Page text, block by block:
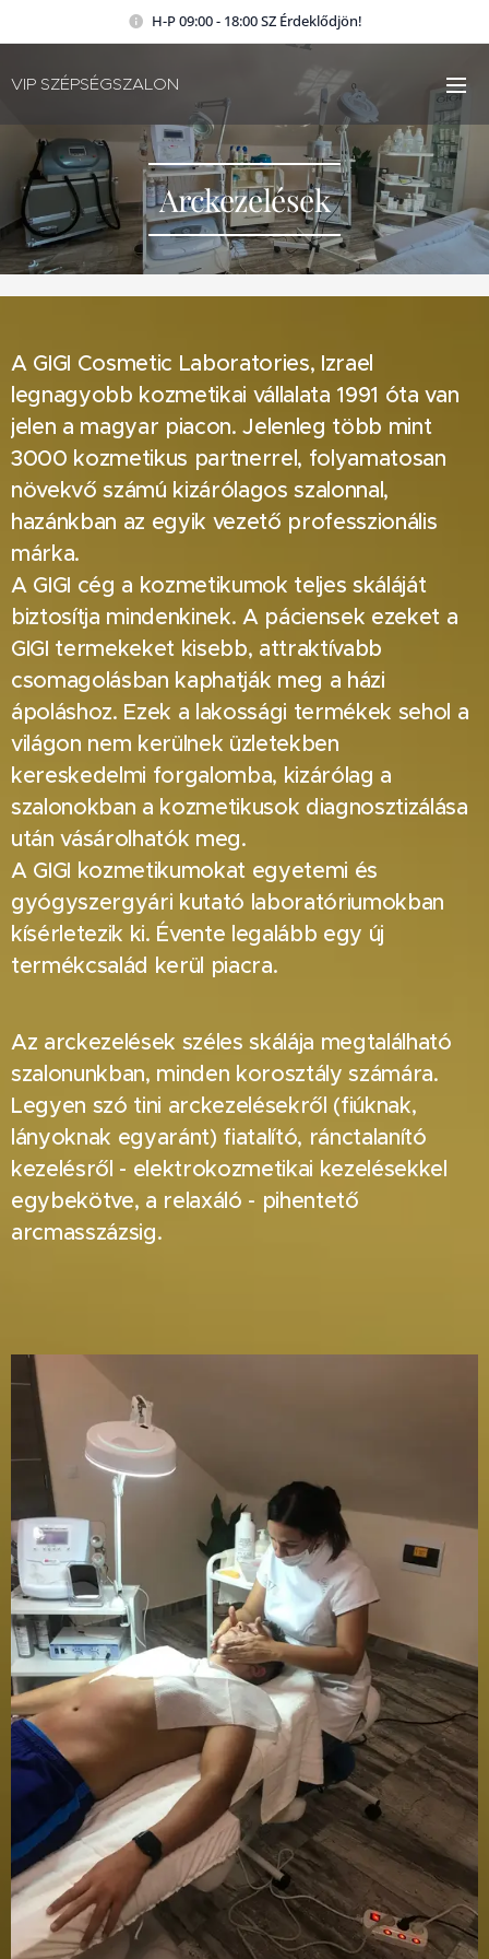
H-P 09:00 - 18:00 SZ Érdeklődjön!
VIP SZÉPSÉGSZALON
Arckezelések
A GIGI Cosmetic Laboratories, Izrael
legnagyobb kozmetikai vállalata 1991 óta van
jelen a magyar piacon. Jelenleg több mint
3000 kozmetikus partnerrel, folyamatosan
növekvő számú kizárólagos szalonnal,
hazánkban az egyik vezető professzionális
márka.
A GIGI cég a kozmetikumok teljes skáláját
biztosítja mindenkinek. A páciensek ezeket a
GIGI termekeket kisebb, attraktívabb
csomagolásban kaphatják meg a házi
ápoláshoz. Ezek a lakossági termékek sehol a
világon nem kerülnek üzletekben
kereskedelmi forgalomba, kizárólag a
szalonokban a kozmetikusok diagnosztizálása
után vásárolhatók meg.
A GIGI kozmetikumokat egyetemi és
gyógyszergyári kutató laboratóriumokban
kísérletezik ki. Évente legalább egy új
termékcsalád kerül piacra.
Az arckezelések széles skálája megtalálható
szalonunkban, minden korosztály számára.
Legyen szó tini arckezelésekről (fiúknak,
lányoknak egyaránt) fiatalító, ránctalanító
kezelésről - elektrokozmetikai kezelésekkel
egybekötve, a relaxáló - pihentető
arcmasszázsig.